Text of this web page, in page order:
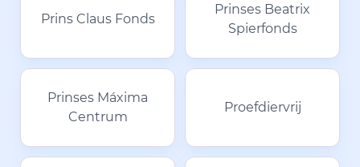
Prins Claus Fonds
Prinses Beatrix
Spierfonds
Prinses Máxima
Centrum
Proefdiervrij